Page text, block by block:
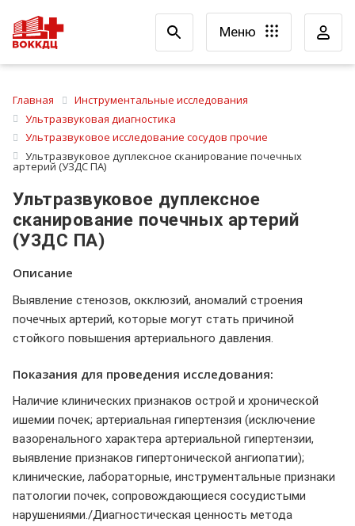
Меню
Главная
Инструментальные исследования
Ультразвуковая диагностика
Ультразвуковое исследование сосудов прочие
Ультразвуковое дуплексное сканирование почечных
артерий (УЗДС ПА)
Ультразвуковое дуплексное
сканирование почечных артерий
(УЗДС ПА)
Описание
Выявление стенозов, окклюзий, аномалий строения
почечных артерий, которые могут стать причиной
стойкого повышения артериального давления.
Показания для проведения исследования:
Наличие клинических признаков острой и хронической
ишемии почек; артериальная гипертензия (исключение
вазоренального характера артериальной гипертензии,
выявление признаков гипертонической ангиопатии);
клинические, лабораторные, инструментальные признаки
патологии почек, сопровождающиеся сосудистыми
нарушениями./Диагностическая ценность метода